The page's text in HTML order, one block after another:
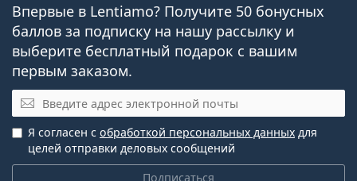
Впервые в Lentiamo? Получите 50 бонусных
баллов за подписку на нашу рассылку и
выберите бесплатный подарок с вашим
первым заказом.
Электронная почта
Подписаться
Я согласен с обработкой персональных данных для
целей отправки деловых сообщений